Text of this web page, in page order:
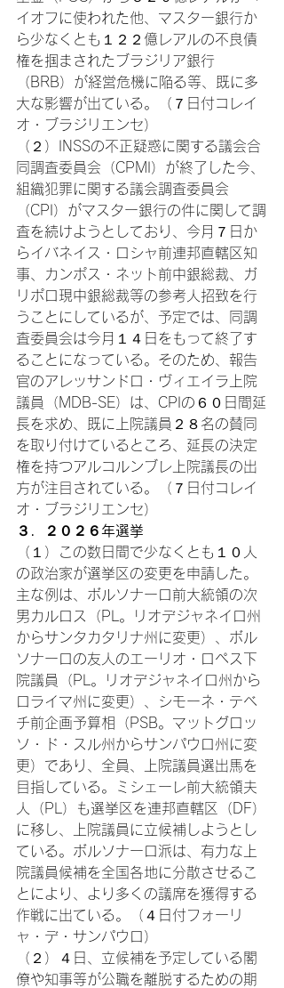
イオフに使われた他、マスター銀行か
ら少なくとも１２２億レアルの不良債
権を掴まされたブラジリア銀行
（BRB）が経営危機に陥る等、既に多
大な影響が出ている。（７日付コレイ
オ・ブラジリエンセ）
（２）INSSの不正疑惑に関する議会合
同調査委員会（CPMI）が終了した今、
組織犯罪に関する議会調査委員会
（CPI）がマスター銀行の件に関して調
査を続けようとしており、今月７日か
らイバネイス・ロシャ前連邦直轄区知
事、カンポス・ネット前中銀総裁、ガ
リポロ現中銀総裁等の参考人招致を行
うことにしているが、予定では、同調
査委員会は今月１４日をもって終了す
ることになっている。そのため、報告
官のアレッサンドロ・ヴィエイラ上院
議員（MDB-SE）は、CPIの６０日間延
長を求め、既に上院議員２８名の賛同
を取り付けているところ、延長の決定
権を持つアルコルンブレ上院議長の出
方が注目されている。（７日付コレイ
オ・ブラジリエンセ）
３．２０２６年選挙
（１）この数日間で少なくとも１０人
の政治家が選挙区の変更を申請した。
主な例は、ボルソナーロ前大統領の次
男カルロス（PL。リオデジャネイロ州
からサンタカタリナ州に変更）、ボル
ソナーロの友人のエーリオ・ロペス下
院議員（PL。リオデジャネイロ州から
ロライマ州に変更）、シモーネ・テベ
チ前企画予算相（PSB。マットグロッ
ソ・ド・スル州からサンパウロ州に変
更）であり、全員、上院議員選出馬を
目指している。ミシェーレ前大統領夫
人（PL）も選挙区を連邦直轄区（DF）
に移し、上院議員に立候補しようとし
ている。ボルソナーロ派は、有力な上
院議員候補を全国各地に分散させるこ
とにより、より多くの議席を獲得する
作戦に出ている。（４日付フォーリ
ャ・デ・サンパウロ）
（２）４日、立候補を予定している閣
僚や知事等が公職を離脱するための期